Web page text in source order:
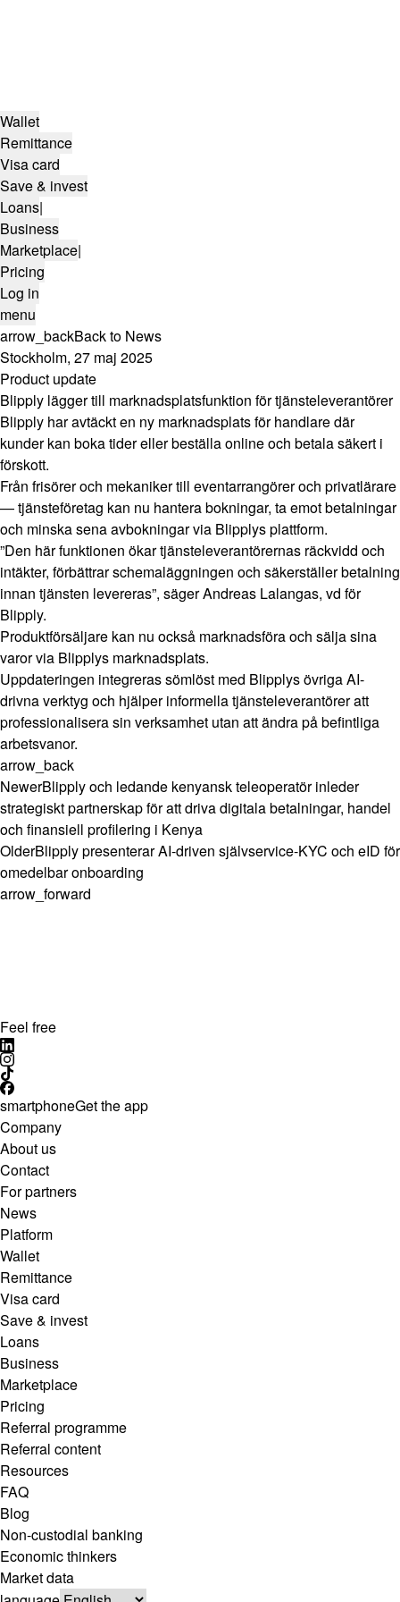
Wallet
Remittance
Visa card
Save & invest
Loans|
Business
Marketplace|
Pricing
Log in
menu
arrow_backBack to News
Stockholm, 27 maj 2025
Product update
Blipply lägger till marknadsplatsfunktion för tjänsteleverantörer
Blipply har avtäckt en ny marknadsplats för handlare där
kunder kan boka tider eller beställa online och betala säkert i
förskott.
Från frisörer och mekaniker till eventarrangörer och privatlärare
— tjänsteföretag kan nu hantera bokningar, ta emot betalningar
och minska sena avbokningar via Blipplys plattform.
”Den här funktionen ökar tjänsteleverantörernas räckvidd och
intäkter, förbättrar schemaläggningen och säkerställer betalning
innan tjänsten levereras”, säger Andreas Lalangas, vd för
Blipply.
Produktförsäljare kan nu också marknadsföra och sälja sina
varor via Blipplys marknadsplats.
Uppdateringen integreras sömlöst med Blipplys övriga AI-
drivna verktyg och hjälper informella tjänsteleverantörer att
professionalisera sin verksamhet utan att ändra på befintliga
arbetsvanor.
arrow_back
NewerBlipply och ledande kenyansk teleoperatör inleder
strategiskt partnerskap för att driva digitala betalningar, handel
och finansiell profilering i Kenya
OlderBlipply presenterar AI-driven självservice-KYC och eID för
omedelbar onboarding
arrow_forward
Feel free
smartphoneGet the app
Company
About us
Contact
For partners
News
Platform
Wallet
Remittance
Visa card
Save & invest
Loans
Business
Marketplace
Pricing
Referral programme
Referral content
Resources
FAQ
Blog
Non-custodial banking
Economic thinkers
Market data